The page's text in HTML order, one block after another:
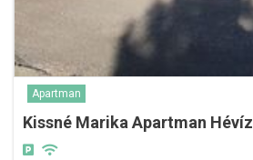
Apartman
Kissné Marika Apartman Hévíz